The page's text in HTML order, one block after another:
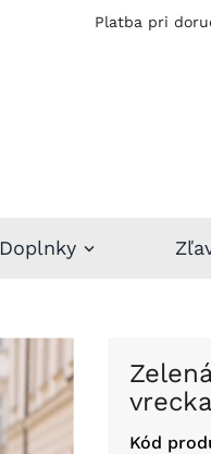
Platba pri
Doplnky
Zelená mikinová sukňa s
Kód